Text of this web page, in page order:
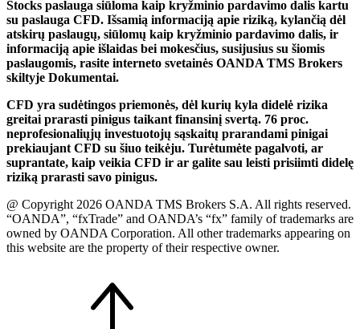
Stocks paslauga siūloma kaip kryžminio pardavimo dalis kartu
su paslauga CFD. Išsamią informaciją apie riziką, kylančią dėl
atskirų paslaugų, siūlomų kaip kryžminio pardavimo dalis, ir
informaciją apie išlaidas bei mokesčius, susijusius su šiomis
paslaugomis, rasite interneto svetainės OANDA TMS Brokers
skiltyje Dokumentai.
CFD yra sudėtingos priemonės, dėl kurių kyla didelė rizika
greitai prarasti pinigus taikant finansinį svertą. 76 proc.
neprofesionaliųjų investuotojų sąskaitų prarandami pinigai
prekiaujant CFD su šiuo teikėju. Turėtumėte pagalvoti, ar
suprantate, kaip veikia CFD ir ar galite sau leisti prisiimti didelę
riziką prarasti savo pinigus.
@ Copyright 2026 OANDA TMS Brokers S.A. All rights reserved.
“OANDA”, “fxTrade” and OANDA’s “fx” family of trademarks are
owned by OANDA Corporation. All other trademarks appearing on
this website are the property of their respective owner.